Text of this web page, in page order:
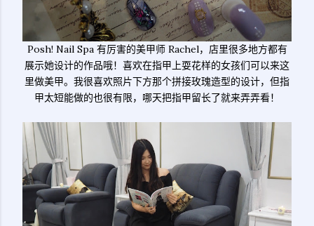
Posh! Nail Spa 有厉害的美甲师 Rachel，店里很多地方都有
展示她设计的作品哦！喜欢在指甲上耍花样的女孩们可以来这
里做美甲。我很喜欢照片下方那个拼接玫瑰造型的设计，但指
甲太短能做的也很有限，哪天把指甲留长了就来弄弄看！